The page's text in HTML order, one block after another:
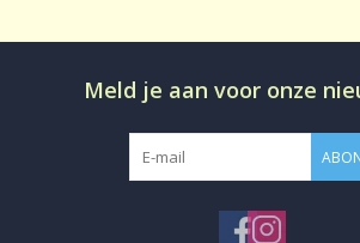
Meld je aan voor onze